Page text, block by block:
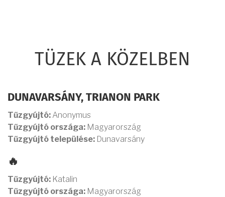
TÜZEK A KÖZELBEN
DUNAVARSÁNY, TRIANON PARK
Tűzgyújtó: Anonymus
Tűzgyújtó országa: Magyarország
Tűzgyújtó települése: Dunavarsány
🔥
Tűzgyújtó: Katalin
Tűzgyújtó országa: Magyarország